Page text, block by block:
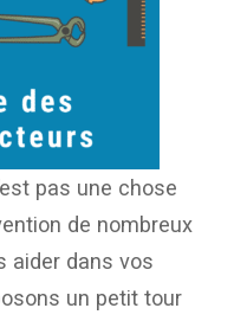
pas une chose
de nombreux
aider dans vos
un petit tour